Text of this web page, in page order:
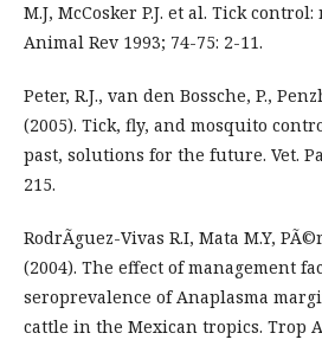
M.J, McCosker P.J. et al. Tick
Animal Rev 1993; 74-75: 2-11.
Peter, R.J., van den Bossche, P.,
(2005). Tick, fly, and mosquito
past, solutions for the future. Vet.
215.
RodrÃ­guez-Vivas R.I, Mata M.Y,
(2004). The effect of management
seroprevalence of Anaplasma
cattle in the Mexican tropics. Trop